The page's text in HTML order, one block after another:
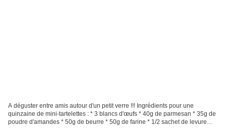
A déguster entre amis autour d'un petit verre !!! Ingrédients pour une
quinzaine de mini-tartelettes : * 3 blancs d'œufs * 40g de parmesan * 35g de
poudre d'amandes * 50g de beurre * 50g de farine * 1/2 sachet de levure